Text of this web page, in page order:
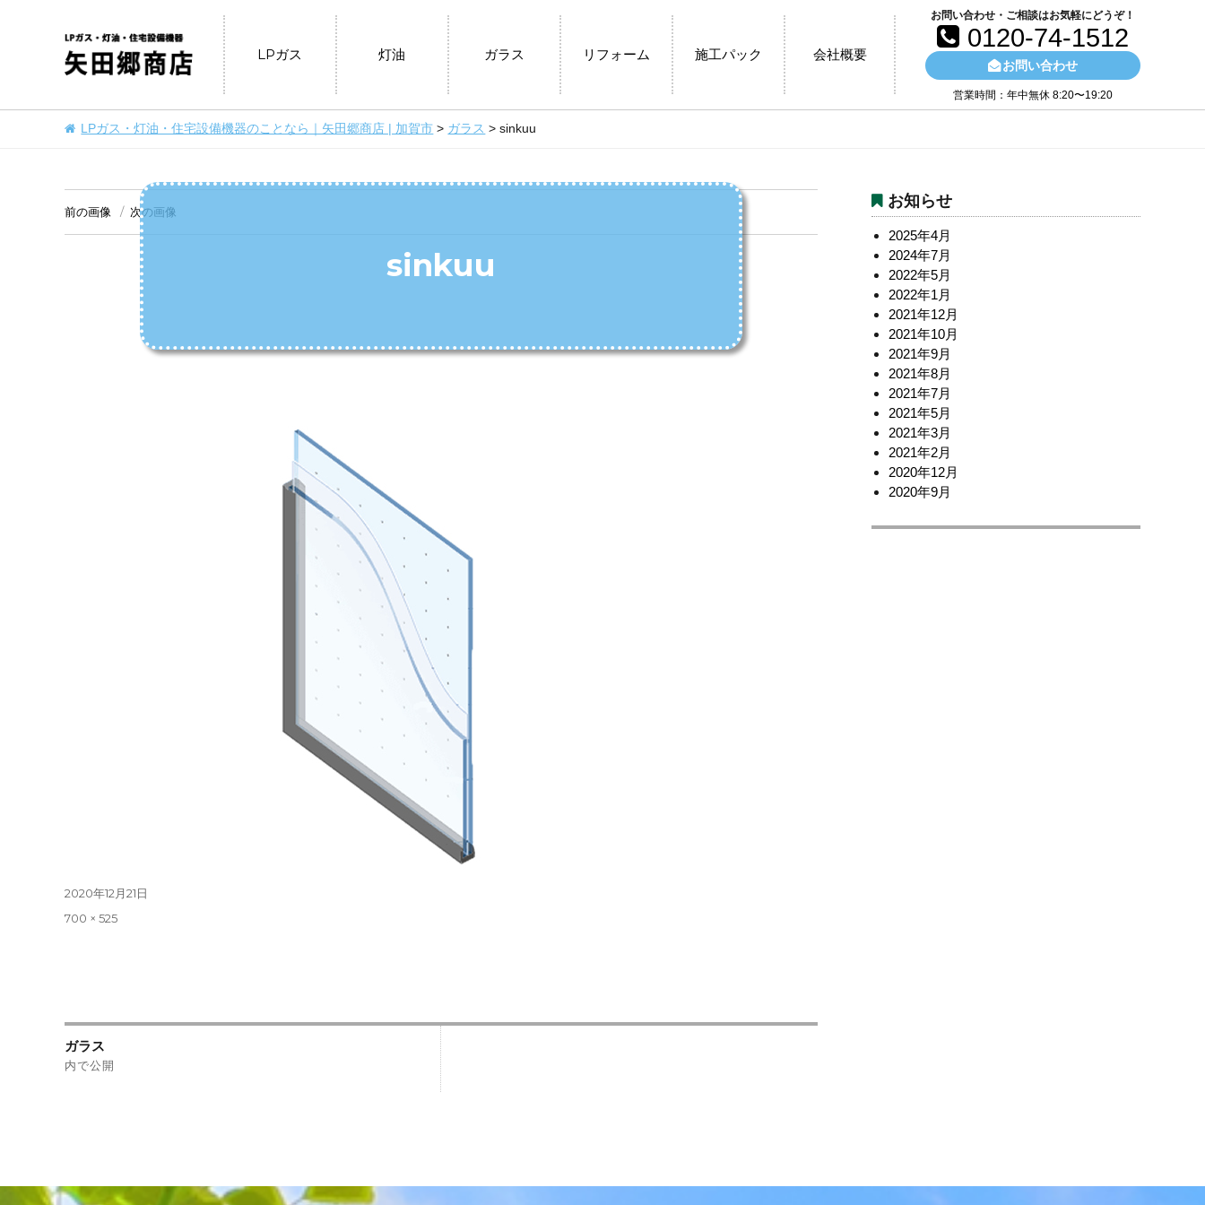
LPガス 灯油 ガラス リフォーム 施工パック 会社概要
お問い合わせ・ご相談はお気軽にどうぞ！
0120-74-1512
お問い合わせ
営業時間：年中無休 8:20〜19:20
LPガス・灯油・住宅設備機器のことなら｜矢田郷商店 | 加賀市 > ガラス >sinkuu
前の画像 次の画像
sinkuu
投
稿
2020年12月21日
フ
700 × 525
投
稿
ー
ガラス
内で公開
お知らせ
2025年4月
2024年7月
2022年5月
2022年1月
2021年12月
2021年10月
2021年9月
2021年8月
2021年7月
2021年5月
2021年3月
2021年2月
2020年12月
2020年9月